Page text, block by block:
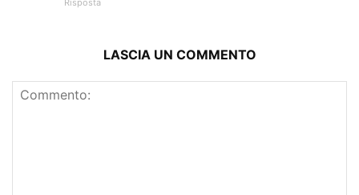
Risposta
LASCIA UN COMMENTO